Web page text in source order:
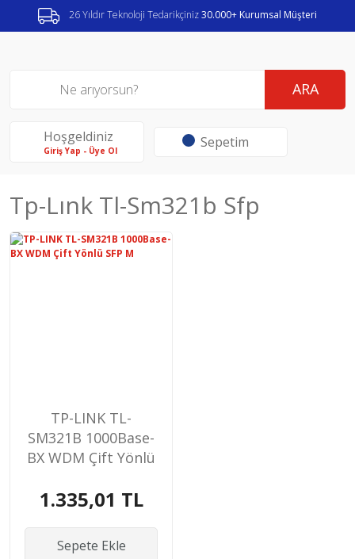
26 Yıldır Teknoloji Tedarikçiniz30.000+ Kurumsal Müşteri
ARA
Hoşgeldiniz
Giriş Yap - Üye Ol Sepetim
Tp-Lınk Tl-Sm321b Sfp
TP-LINK TL-
SM321B 1000Base-
BX WDM Çift Yönlü
1.335,01 TL
Sepete Ekle